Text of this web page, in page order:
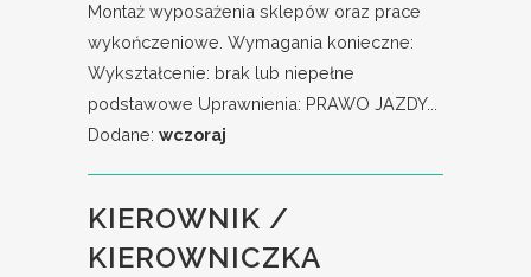
Montaż wyposażenia sklepów oraz prace
wykończeniowe. Wymagania konieczne:
Wykształcenie: brak lub niepełne
podstawowe Uprawnienia: PRAWO JAZDY...
Dodane: wczoraj
KIEROWNIK /
KIEROWNICZKA